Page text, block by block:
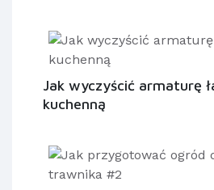
Jak wyczyścić armaturę
kuchenną